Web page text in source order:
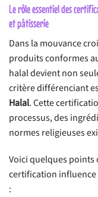
Le rôle essentiel des
et pâtisserie
Dans la mouvance
produits conformes
halal devient non
critère différenciant
Halal. Cette
processus, des
normes religieuses
Voici quelques
certification
: